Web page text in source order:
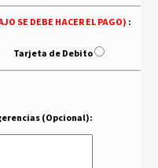
SE DEBE HACER EL PAGO) :
Tarjeta de Debito
(Opcional):